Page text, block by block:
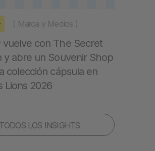
LOS INSIGHTS
( Marca y Medios )
vuelve con The Secret
y abre un Souvenir Shop
colección cápsula en
Lions 2026